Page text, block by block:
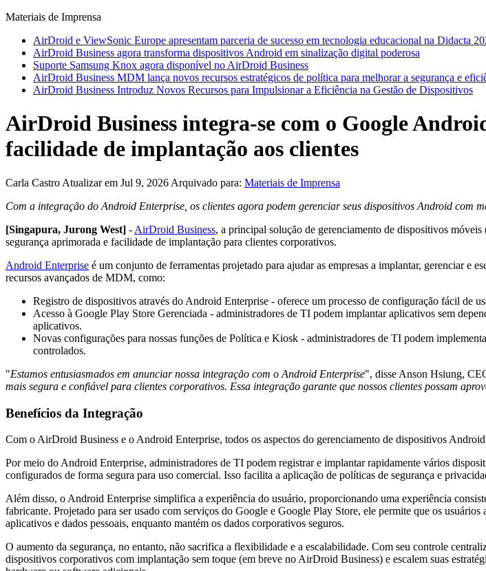
Materiais de Imprensa
AirDroid e ViewSonic Europe apresentam parceria de sucesso em tecnologia educacional na Didacta
AirDroid Business agora transforma dispositivos Android em sinalização digital poderosa
Suporte Samsung Knox agora disponível no AirDroid Business
AirDroid Business MDM lança novos recursos estratégicos de política para melhorar a segurança e
AirDroid Business Introduz Novos Recursos para Impulsionar a Eficiência na Gestão de Dispositivos
AirDroid Business integra-se com o Google
facilidade de implantação aos clientes
Carla Castro Atualizar em Jul 9, 2026 Arquivado para: Materiais de Imprensa
Com a integração do Android Enterprise, os clientes agora podem gerenciar seus dispositivos Android com
[Singapura, Jurong West] - AirDroid Business, a principal solução de gerenciamento de dispositivos
segurança aprimorada e facilidade de implantação para clientes corporativos.
Android Enterprise é um conjunto de ferramentas projetado para ajudar as empresas a implantar, gerenciar
recursos avançados de MDM, como:
Registro de dispositivos através do Android Enterprise - oferece um processo de configuração fácil de
Acesso à Google Play Store Gerenciada - administradores de TI podem implantar aplicativos sem
aplicativos.
Novas configurações para nossas funções de Política e Kiosk - administradores de TI podem
controlados.
"Estamos entusiasmados em anunciar nossa integração com o Android Enterprise", disse Anson Hsiung,
mais segura e confiável para clientes corporativos. Essa integração garante que nossos clientes possam
Benefícios da Integração
Com o AirDroid Business e o Android Enterprise, todos os aspectos do gerenciamento de dispositivos
Por meio do Android Enterprise, administradores de TI podem registrar e implantar rapidamente vários
configurados de forma segura para uso comercial. Isso facilita a aplicação de políticas de segurança e
Além disso, o Android Enterprise simplifica a experiência do usuário, proporcionando uma experiência
fabricante. Projetado para ser usado com serviços do Google e Google Play Store, ele permite que os
aplicativos e dados pessoais, enquanto mantém os dados corporativos seguros.
O aumento da segurança, no entanto, não sacrifica a flexibilidade e a escalabilidade. Com seu controle
dispositivos corporativos com implantação sem toque (em breve no AirDroid Business) e escalem suas